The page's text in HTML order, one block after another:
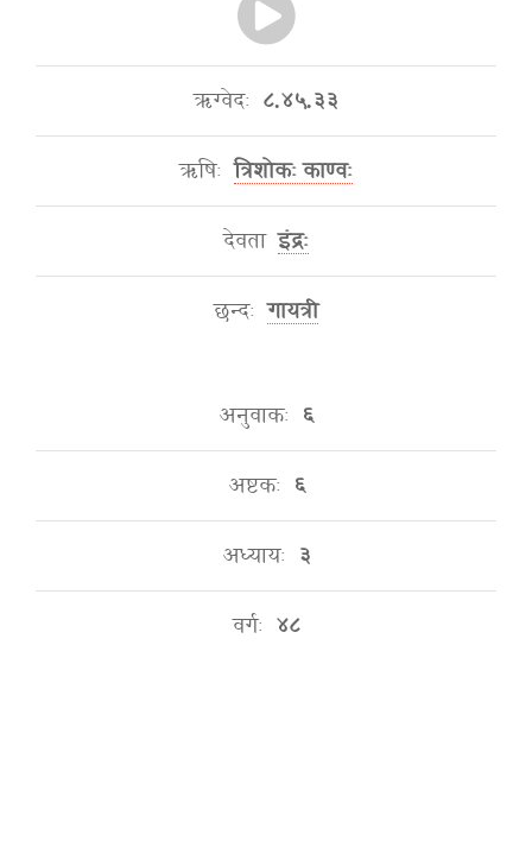
ऋग्वेदः ८.४५.३३
ऋषिः त्रिशोकः काण्वः
देवता इंद्रः
छन्दः गायत्री
अनुवाकः ६
अष्टकः ६
अध्यायः ३
वर्गः ४८